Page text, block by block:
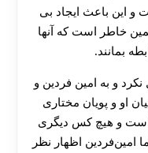
و این باعث ایجاد بی‌
خاطر است که آنها
بمانند.
و به امین فردین و
او و پویان‌ مختاری
است و هیچ کس دیگری
امین‌فردین اظهار نظر